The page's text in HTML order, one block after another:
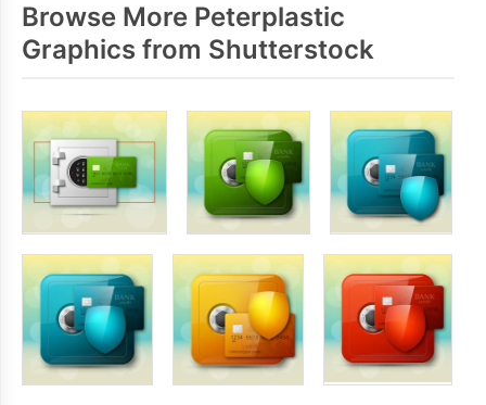
Browse More Peterplastic
Graphics from Shutterstock